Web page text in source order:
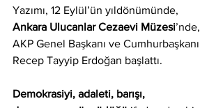
Yazımı, 12 Eylül’ün yıldönümünde,
Ankara Ulucanlar Cezaevi Müzesi’nde,
AKP Genel Başkanı ve Cumhurbaşkanı
Recep Tayyip Erdoğan başlattı.
Demokrasiyi, adaleti, barışı,